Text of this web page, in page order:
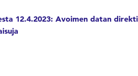
12.4.2023: Avoimen datan